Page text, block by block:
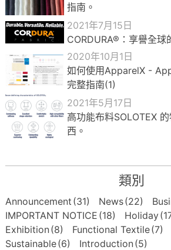
指南。
2021年7月15日
CORDURA®：享譽全球
2020年10月1日
如何使用ApparelX -
完整指南(1)
2021年5月17日
高功能布料SOLOTEX
西。
類別
Announcement (31) News(22)
IMPORTANT NOTICE (18) Holiday
Exhibition (8) Functional Textile(7)
Sustainable(6) Introduction (5)